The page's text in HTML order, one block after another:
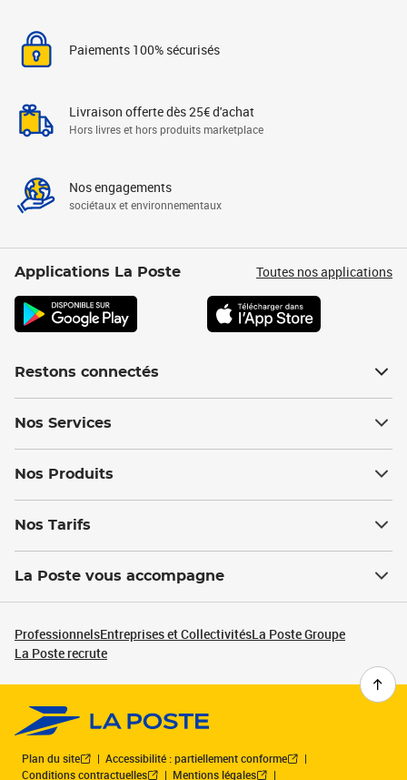
Paiements 100% sécurisés
Livraison offerte dès 25€ d'achat
Hors livres et hors produits marketplace
Nos engagements
sociétaux et environnementaux
Applications La Poste Toutes nos applications
Restons connectés
Nos Services
Nos Produits
Nos Tarifs
La Poste vous accompagne
ProfessionnelsEntreprises et CollectivitésLa Poste Groupe
La Poste recrute
Plan du site
Accessibilité : partiellement conforme
Conditions contractuelles
Mentions légales